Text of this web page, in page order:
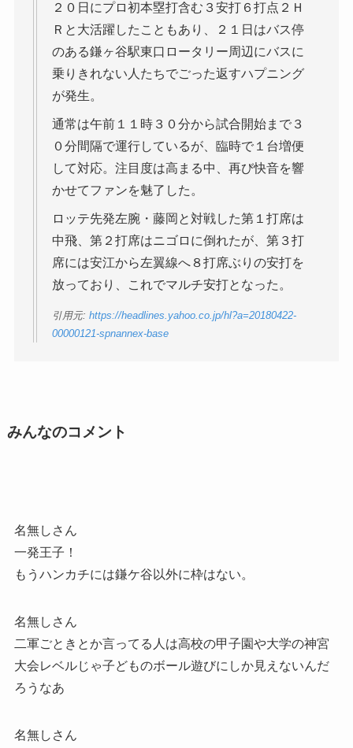
２０日にプロ初本塁打含む３安打６打点２Ｈ
Ｒと大活躍したこともあり、２１日はバス停
のある鎌ヶ谷駅東口ロータリー周辺にバスに
乗りきれない人たちでごった返すハプニング
が発生。
通常は午前１１時３０分から試合開始まで３
０分間隔で運行しているが、臨時で１台増便
して対応。注目度は高まる中、再び快音を響
かせてファンを魅了した。
ロッテ先発左腕・藤岡と対戦した第１打席は
中飛、第２打席はニゴロに倒れたが、第３打
席には安江から左翼線へ８打席ぶりの安打を
放っており、これでマルチ安打となった。
引用元: https://headlines.yahoo.co.jp/hl?a=20180422-
00000121-spnannex-base
みんなのコメント
名無しさん
一発王子！
もうハンカチには鎌ケ谷以外に枠はない。
名無しさん
二軍ごときとか言ってる人は高校の甲子園や大学の神宮
大会レベルじゃ子どものボール遊びにしか見えないんだ
ろうなあ
名無しさん